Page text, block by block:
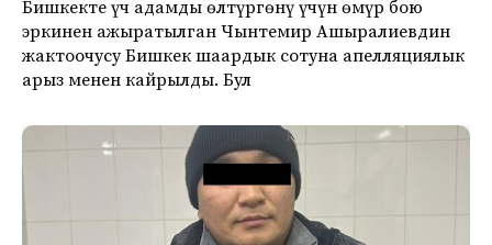
Бишкекте үч адамды өлтүргөнү үчүн өмүр бою
эркинен ажыратылган Чынтемир Ашыралиевдин
жактоочусу Бишкек шаардык сотуна апелляциялык
арыз менен кайрылды. Бул